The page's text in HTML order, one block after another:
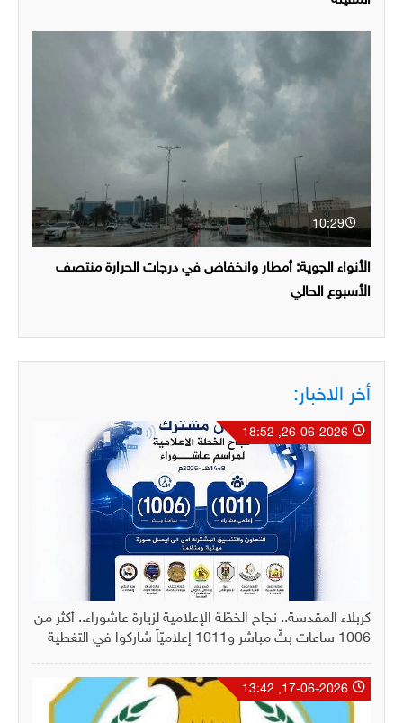
10:29
الأنواء الجوية: أمطار وانخفاض في درجات الحرارة منتصف
الأسبوع الحالي
أخر الاخبار:
كربلاء المقدسة.. نجاح الخطّة الإعلامية لزيارة عاشوراء.. أكثر من
1006 ساعات بثّ مباشر و1011 إعلاميّاً شاركوا في التغطية